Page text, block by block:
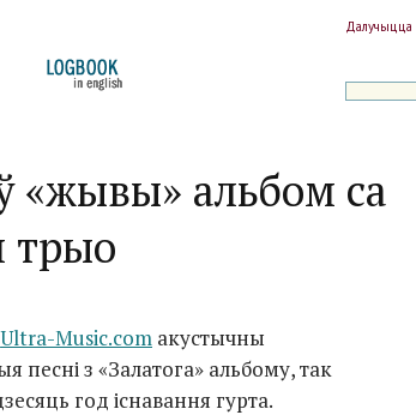
Далучыцца
«жывы» альбом са
трыо
Ultra-Music.com акустычны
песні з «Залатога» альбому, так
год існавання гурта.